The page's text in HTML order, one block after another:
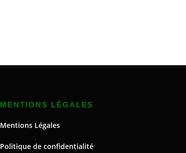
MENTIONS LÉGALES
Mentions Légales
Politique de confidentialité